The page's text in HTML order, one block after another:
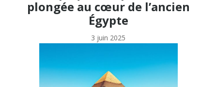
plongée au cœur de l’ancien
Égypte
3 juin 2025